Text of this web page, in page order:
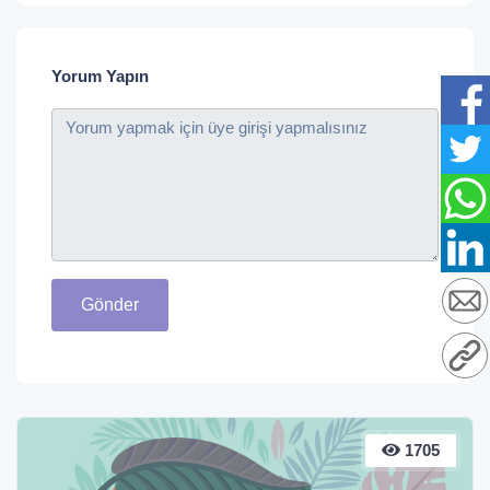
Yorum Yapın
Gönder
1705